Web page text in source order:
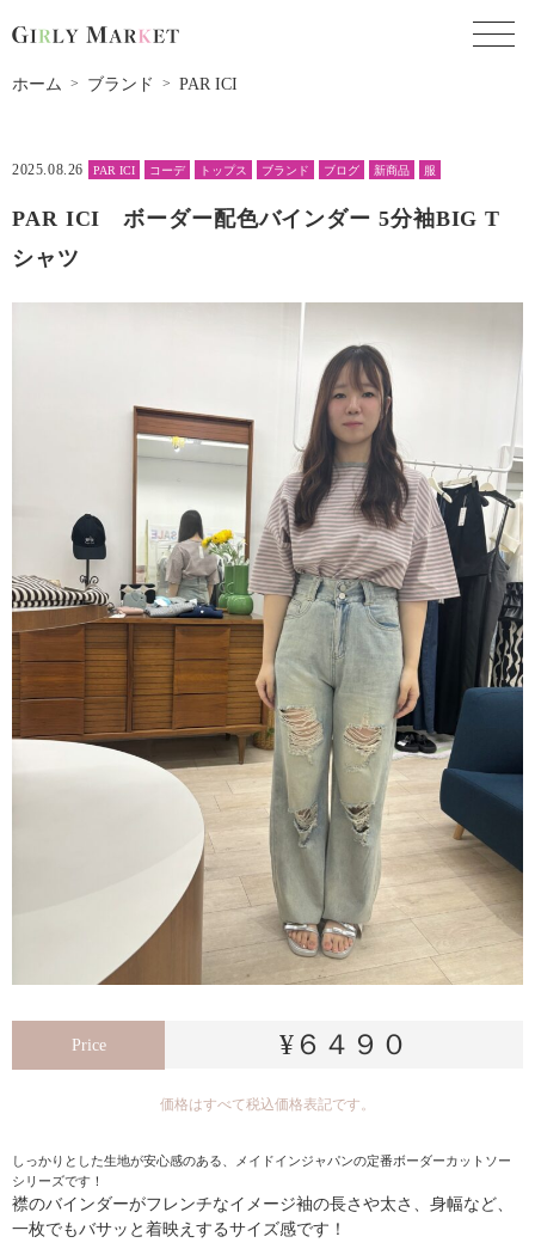
ホーム ブランド PAR ICI
2025.08.26 PAR ICI コーデ トップス ブランド ブログ 新商品 服
PAR ICI ボーダー配色バインダー 5分袖BIG T
シャツ
Price ¥６４９０
価格はすべて税込価格表記です。
しっかりとした生地が安心感のある、メイドインジャパンの定番ボーダーカットソー
シリーズです！
襟のバインダーがフレンチなイメージ袖の長さや太さ、身幅など、
一枚でもバサッと着映えするサイズ感です！